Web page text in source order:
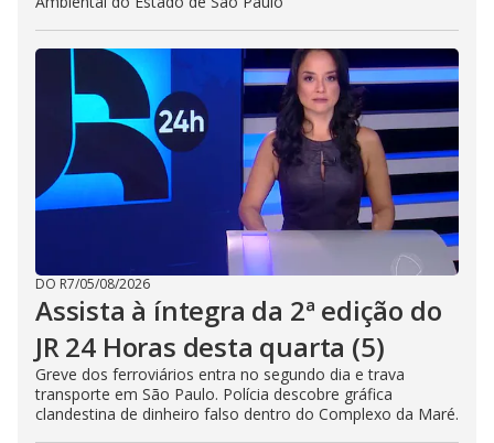
DO R7/05/08/2026
Assista à íntegra da 2ª edição do
JR 24 Horas desta quarta (5)
Greve dos ferroviários entra no segundo dia e trava
transporte em São Paulo. Polícia descobre gráfica
clandestina de dinheiro falso dentro do Complexo da Maré.